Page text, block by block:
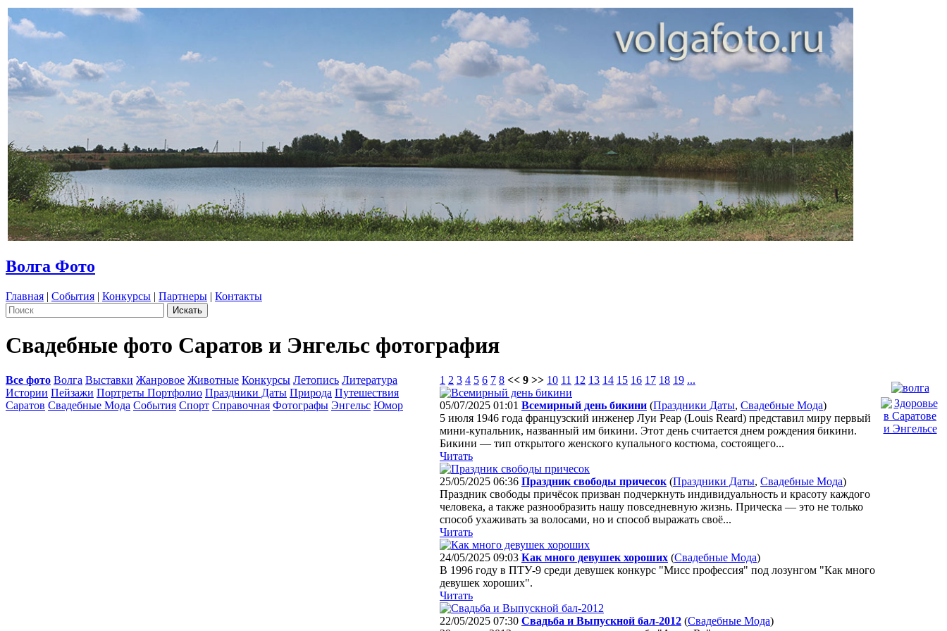
Волга Фото
Главная | События | Конкурсы | Партнеры | Контакты
Свадебные фото Саратов и Энгельс фотография
Все фото Волга Выставки Жанровое Животные Конкурсы Летопись Литература
Истории Пейзажи Портреты Портфолио Праздники Даты Природа Путешествия
Саратов Свадебные Мода События Спорт Справочная Фотографы Энгельс Юмор
1 2 3 4 5 6 7 8 << 9 >> 10 11 12 13 14 15 16 17 18 19 ...
05/07/2025 01:01 Всемирный день бикини (Праздники Даты, Свадебные Мода)
5 июля 1946 года французский инженер Луи Реар (Louis Reard) представил миру первый
мини‑купальник, названный им бикини. Этот день считается днем рождения бикини.
Бикини — тип открытого женского купального костюма, состоящего...
Читать
25/05/2025 06:36 Праздник свободы причесок (Праздники Даты, Свадебные Мода)
Праздник свободы причёсок призван подчеркнуть индивидуальность и красоту каждого
человека, а также разнообразить нашу повседневную жизнь. Прическа — это не только
способ ухаживать за волосами, но и способ выражать своё...
Читать
24/05/2025 09:03 Как много девушек хороших (Свадебные Мода)
В 1996 году в ПТУ-9 среди девушек конкурс "Мисс профессия" под лозунгом "Как много
девушек хороших".
Читать
22/05/2025 07:30 Свадьба и Выпускной бал-2012 (Свадебные Мода)